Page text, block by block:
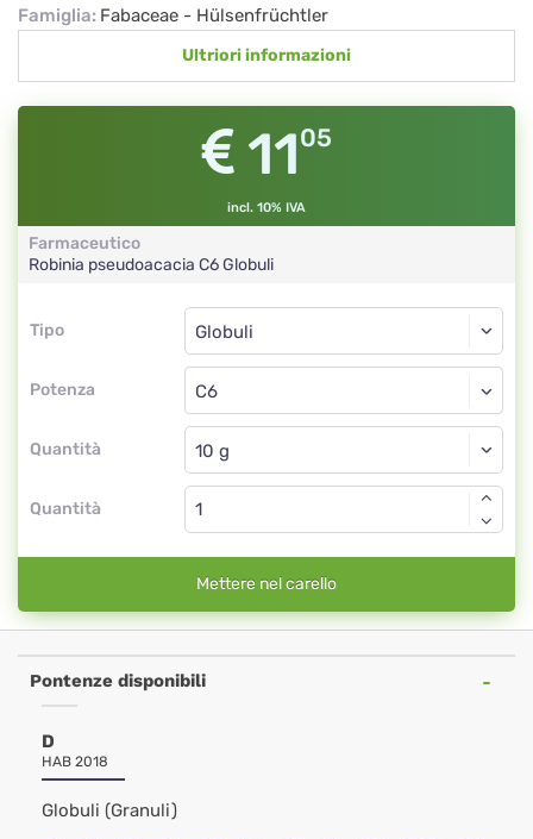
Famiglia: Fabaceae - Hülsenfrüchtler
Ultriori informazioni
1105
incl. 10% IVA
Farmaceutico
Robinia pseudoacacia C6Globuli
Tipo
Tipo
Potenza
Globuli
C6
Quantità
Globuli
Quantità
Mettere nel carello
Pontenze disponibili
D
HAB 2018
Globuli (Granuli)